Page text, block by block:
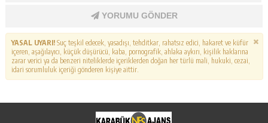
YORUMU GÖNDER
YASAL UYARI!Suç teşkil edecek, yasadışı, tehditkar, rahatsız edici, hakaret ve küfür
içeren, aşağılayıcı, küçük düşürücü, kaba, pornografik, ahlaka aykırı, kişilik haklarına
zarar verici ya da benzeri niteliklerde içeriklerden doğan her türlü mali, hukuki, cezai,
idari sorumluluk içeriği gönderen kişiye aittir.